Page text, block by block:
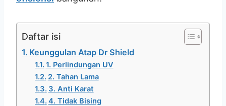
Daftar isi
Keunggulan Atap Dr Shield
1. Perlindungan UV
2. Tahan Lama
3. Anti Karat
4. Tidak Bising